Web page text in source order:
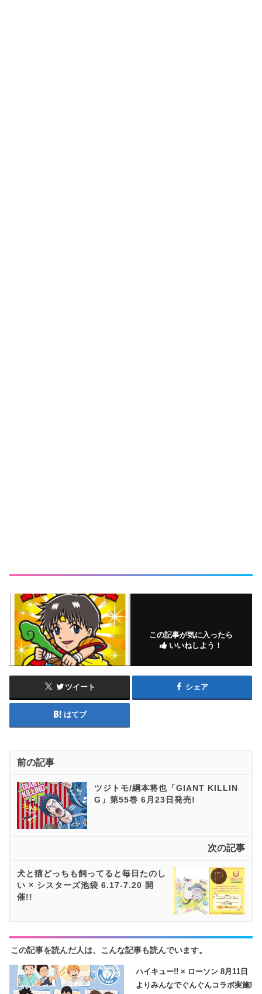
この記事が気に入ったら
いいねしよう！
ツイート シェア
はてブ
前の記事
ツジトモ/綱本将也「GIANT KILLIN
G」第55巻 6月23日発売!
次の記事
犬と猫どっちも飼ってると毎日たのし
い × シスターズ池袋 6.17-7.20 開
催!!
この記事を読んだ人は、こんな記事も読んでいます。
ハイキュー!! × ローソン 8月11日
よりみんなでぐんぐんコラボ実施!